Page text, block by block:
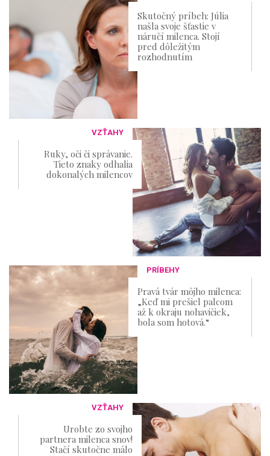
Skutočný príbeh: Júlia
našla svoje šťastie v
náručí milenca. Stojí
pred dôležitým
rozhodnutím
VZŤAHY
Ruky, oči či správanie.
Tieto znaky odhalia
dokonalých milencov
PRÍBEHY
Pravá tvár môjho milenca:
„Keď mi prešiel palcom
až k okraju nohavičiek​,
bola som hotová.“
VZŤAHY
Urobte zo svojho
partnera milenca snov!
Stačí skutočne málo